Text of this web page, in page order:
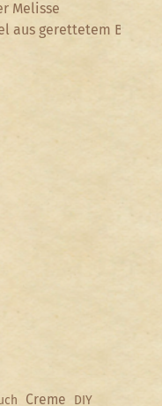
Melisse
aus gerettetem Brot
Creme DIY